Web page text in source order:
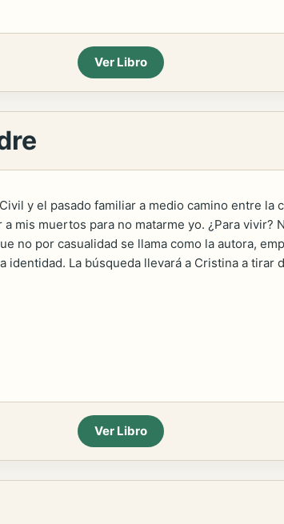
Ver Libro
y el pasado familiar a medio camino entre la
mis muertos para no matarme yo. ¿Para vivir?
no por casualidad se llama como la autora,
identidad. La búsqueda llevará a Cristina a
Ver Libro